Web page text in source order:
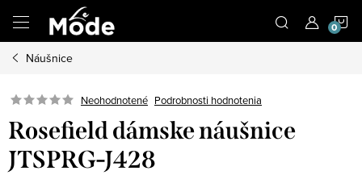
obsah
Náušnice
Neohodnotené Podrobnosti hodnotenia
Rosefield dámske náušnice
JTSPRG-J428